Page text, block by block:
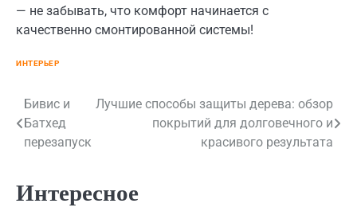
— не забывать, что комфорт начинается с
качественно смонтированной системы!
ИНТЕРЬЕР
Навигация
по
Бивис и
Батхед
перезапуск
Лучшие способы защиты дерева: обзор
покрытий для долговечного и
красивого результата
Интересное